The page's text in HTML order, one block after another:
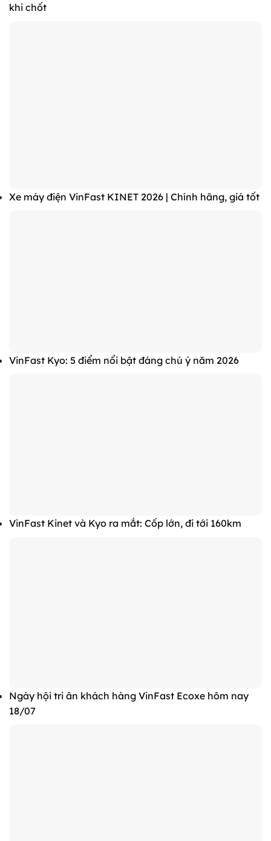
khi chốt
Xe máy điện VinFast KINET 2026 | Chính hãng, giá tốt
VinFast Kyo: 5 điểm nổi bật đáng chú ý năm 2026
VinFast Kinet và Kyo ra mắt: Cốp lớn, đi tới 160km
Ngày hội tri ân khách hàng VinFast Ecoxe hôm nay
18/07